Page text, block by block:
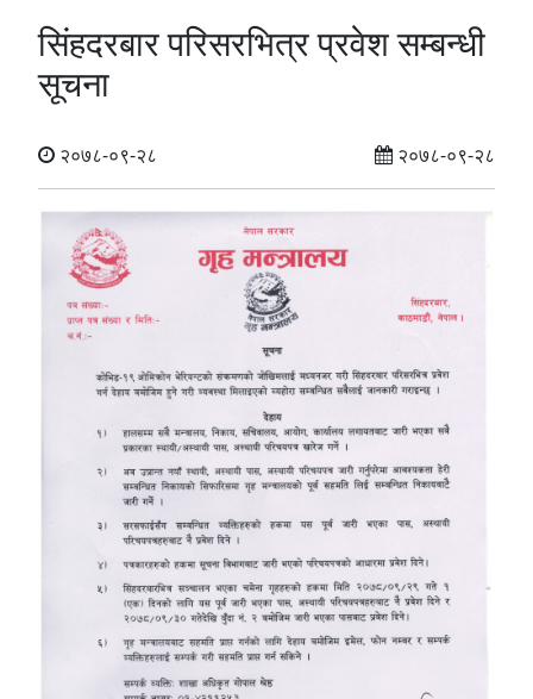
सिंहदरबार परिसरभित्र प्रवेश सम्बन्धी
सूचना
२०७८-०९-२८ २०७८-०९-२८